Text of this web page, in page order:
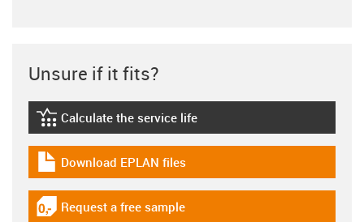
Unsure if it fits?
igus-icon-lebensdauerrechner
Calculate the service life
igus-icon-download-plan
Download EPLAN files
igus-icon-gratismuster
Request a free sample